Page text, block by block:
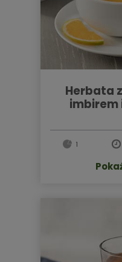
herbata z pomarańczą,
imbirem
1